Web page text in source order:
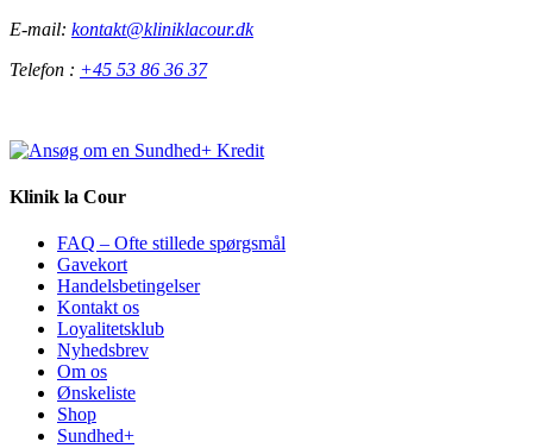
E-mail: kontakt@kliniklacour.dk
Telefon : +45 53 86 36 37
Klinik la Cour
FAQ – Ofte stillede spørgsmål
Gavekort
Handelsbetingelser
Kontakt os
Loyalitetsklub
Nyhedsbrev
Om os
Ønskeliste
Shop
Sundhed+